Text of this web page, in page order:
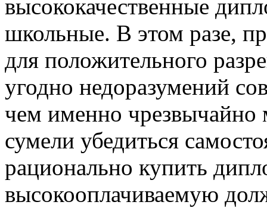
высококачественные
школьные. В этом разе,
для положительного
угодно недоразумений
чем именно чрезвычайно
сумели убедиться
рационально купить
высокооплачиваемую